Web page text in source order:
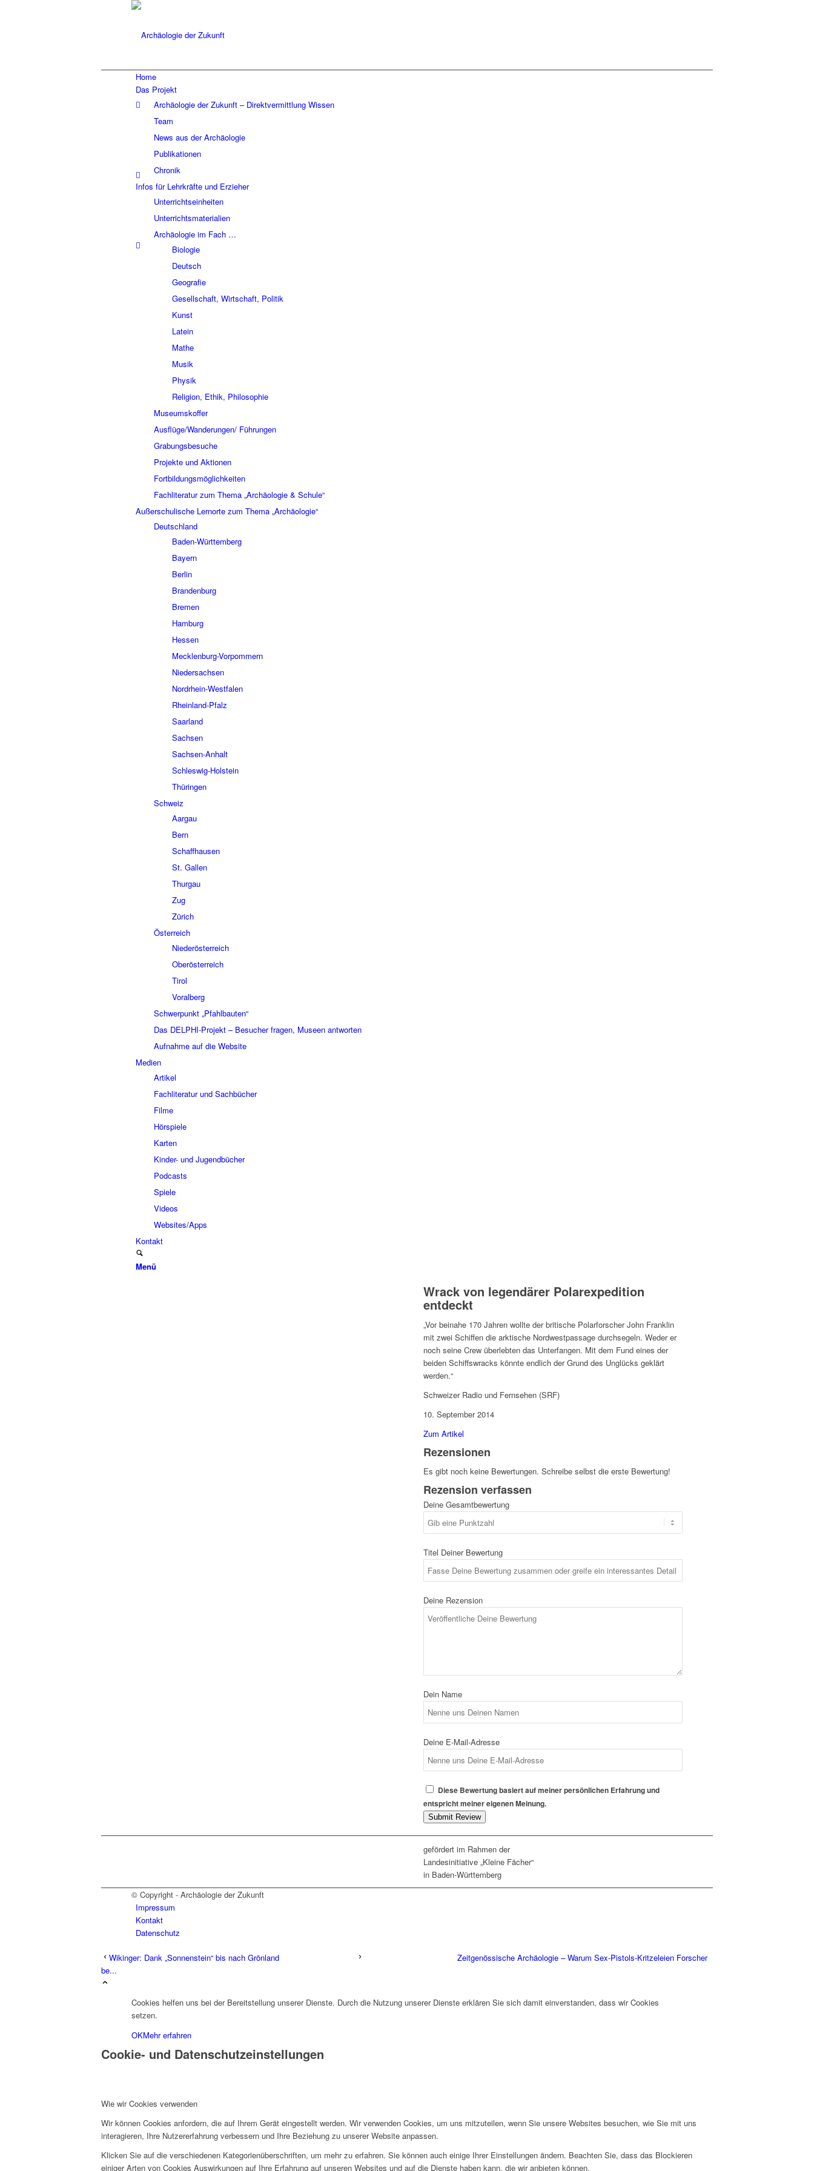
Home
Das Projekt
Archäologie der Zukunft – Direktvermittlung Wissen
Team
News aus der Archäologie
Publikationen
Chronik
Infos für Lehrkräfte und Erzieher
Unterrichtseinheiten
Unterrichtsmaterialien
Archäologie im Fach …
Biologie
Deutsch
Geografie
Gesellschaft, Wirtschaft, Politik
Kunst
Latein
Mathe
Musik
Physik
Religion, Ethik, Philosophie
Museumskoffer
Ausflüge/Wanderungen/ Führungen
Grabungsbesuche
Projekte und Aktionen
Fortbildungsmöglichkeiten
Fachliteratur zum Thema „Archäologie & Schule“
Außerschulische Lernorte zum Thema „Archäologie“
Deutschland
Baden-Württemberg
Bayern
Berlin
Brandenburg
Bremen
Hamburg
Hessen
Mecklenburg-Vorpommern
Niedersachsen
Nordrhein-Westfalen
Rheinland-Pfalz
Saarland
Sachsen
Sachsen-Anhalt
Schleswig-Holstein
Thüringen
Schweiz
Aargau
Bern
Schaffhausen
St. Gallen
Thurgau
Zug
Zürich
Österreich
Niederösterreich
Oberösterreich
Tirol
Voralberg
Schwerpunkt „Pfahlbauten“
Das DELPHI-Projekt – Besucher fragen, Museen antworten
Aufnahme auf die Website
Medien
Artikel
Fachliteratur und Sachbücher
Filme
Hörspiele
Karten
Kinder- und Jugendbücher
Podcasts
Spiele
Videos
Websites/Apps
Kontakt
Menü
Wrack von legendärer Polarexpedition
entdeckt
„Vor beinahe 170 Jahren wollte der britische Polarforscher John Franklin
mit zwei Schiffen die arktische Nordwestpassage durchsegeln. Weder er
noch seine Crew überlebten das Unterfangen. Mit dem Fund eines der
beiden Schiffswracks könnte endlich der Grund des Unglücks geklärt
werden.“
Schweizer Radio und Fernsehen (SRF)
10. September 2014
Zum Artikel
Rezensionen
Es gibt noch keine Bewertungen. Schreibe selbst die erste Bewertung!
Rezension verfassen
Deine Gesamtbewertung
Titel Deiner Bewertung
Deine Rezension
Dein Name
Deine E-Mail-Adresse
Diese Bewertung basiert auf meiner persönlichen Erfahrung und
entspricht meiner eigenen Meinung.
Submit Review
gefördert im Rahmen der
Landesinitiative „Kleine Fächer“
in Baden-Württemberg
© Copyright - Archäologie der Zukunft
Impressum
Kontakt
Datenschutz
Wikinger: Dank „Sonnenstein“ bis nach Grönland
Zeitgenössische Archäologie – Warum Sex-Pistols-Kritzeleien Forscher
be...
Cookies helfen uns bei der Bereitstellung unserer Dienste. Durch die Nutzung unserer Dienste erklären Sie sich damit einverstanden, dass wir Cookies
setzen.
OKMehr erfahren
Cookie- und Datenschutzeinstellungen
Wie wir Cookies verwenden
Wir können Cookies anfordern, die auf Ihrem Gerät eingestellt werden. Wir verwenden Cookies, um uns mitzuteilen, wenn Sie unsere Websites besuchen, wie Sie mit uns
interagieren, Ihre Nutzererfahrung verbessern und Ihre Beziehung zu unserer Website anpassen.
Klicken Sie auf die verschiedenen Kategorienüberschriften, um mehr zu erfahren. Sie können auch einige Ihrer Einstellungen ändern. Beachten Sie, dass das Blockieren
einiger Arten von Cookies Auswirkungen auf Ihre Erfahrung auf unseren Websites und auf die Dienste haben kann, die wir anbieten können.